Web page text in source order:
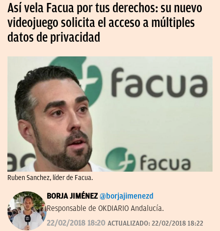
Así vela Facua por tus derechos: su nuevo
videojuego solicita el acceso a múltiples
datos de privacidad
Ruben Sanchez, líder de Facua.
BORJA JIMÉNEZ @borjajimenezd
Responsable de OKDIARIO Andalucía.
22/02/2018 18:20 ACTUALIZADO: 22/02/2018 18:22